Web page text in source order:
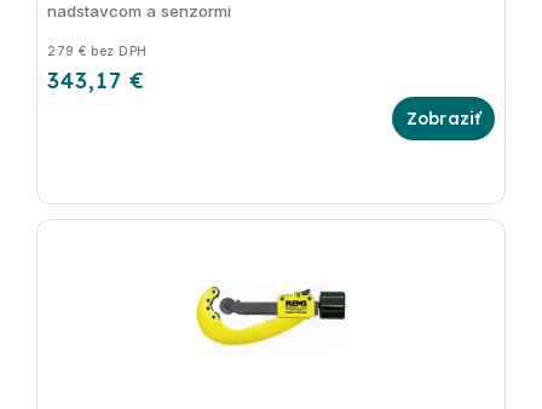
279 € bez DPH
343,17 €
nadstavcom a senzormi